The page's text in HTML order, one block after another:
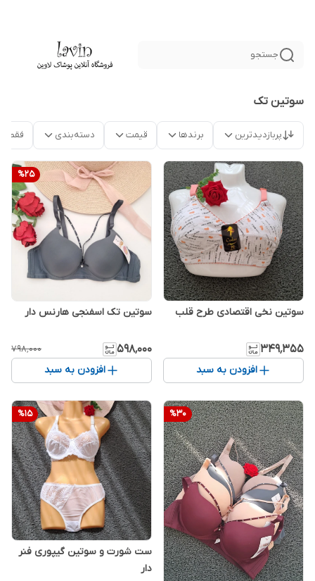
جستجو
سوتین تک
پربازدیدترین برندها قیمت دسته‌بندی فقط
سوتین نخی اقتصادی طرح قلب
۳۴۹٬۳۵۵
افزودن به سبد
%25
سوتین تک اسفنجی هارنس دار
۵۹۸٬۰۰۰ ۷۹۸٬۰۰۰
افزودن به سبد
%30
%15
ست شورت و سوتین گیپوری فنر
دار